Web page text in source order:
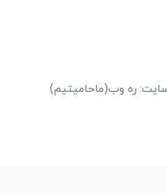
: ره وب(ماحامیتیم)